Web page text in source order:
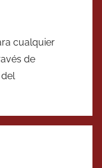
cualquier
de